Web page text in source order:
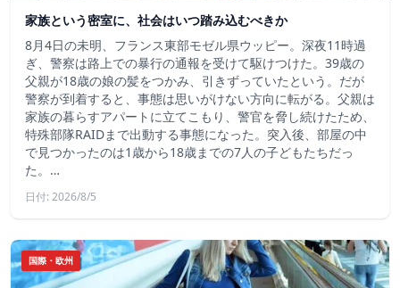
家族という密室に、社会はいつ踏み込むべきか
8月4日の未明、フランス東部モゼル県ウッピー。深夜11時過
ぎ、警察は路上での暴行の通報を受けて駆けつけた。39歳の
父親が18歳の娘の髪をつかみ、引きずっていたという。だが
警察が到着すると、事態は思いがけない方向に転がる。父親は
家族の暮らすアパートに立てこもり、警官を脅し続けたため、
特殊部隊RAIDまで出動する事態になった。突入後、部屋の中
で見つかったのは1歳から18歳までの7人の子どもたちだっ
た。…
日付: 2026/8/5
国際・欧州